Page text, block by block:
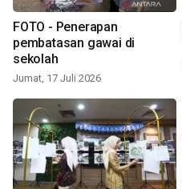
FOTO - Penerapan
pembatasan gawai di
sekolah
Jumat, 17 Juli 2026